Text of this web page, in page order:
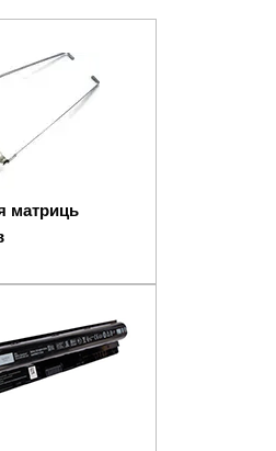
матриць